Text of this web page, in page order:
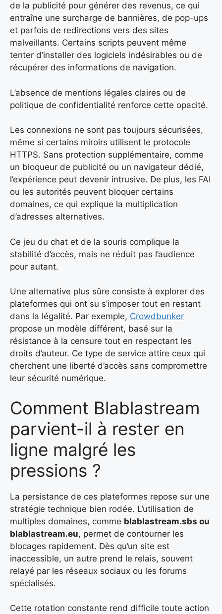
de la publicité pour générer des revenus, ce qui
entraîne une surcharge de bannières, de pop-ups
et parfois de redirections vers des sites
malveillants. Certains scripts peuvent même
tenter d’installer des logiciels indésirables ou de
récupérer des informations de navigation.
L’absence de mentions légales claires ou de
politique de confidentialité renforce cette opacité.
Les connexions ne sont pas toujours sécurisées,
même si certains miroirs utilisent le protocole
HTTPS. Sans protection supplémentaire, comme
un bloqueur de publicité ou un navigateur dédié,
l’expérience peut devenir intrusive. De plus, les FAI
ou les autorités peuvent bloquer certains
domaines, ce qui explique la multiplication
d’adresses alternatives.
Ce jeu du chat et de la souris complique la
stabilité d’accès, mais ne réduit pas l’audience
pour autant.
Une alternative plus sûre consiste à explorer des
plateformes qui ont su s’imposer tout en restant
dans la légalité. Par exemple, Crowdbunker
propose un modèle différent, basé sur la
résistance à la censure tout en respectant les
droits d’auteur. Ce type de service attire ceux qui
cherchent une liberté d’accès sans compromettre
leur sécurité numérique.
Comment Blablastream
parvient-il à rester en
ligne malgré les
pressions ?
La persistance de ces plateformes repose sur une
stratégie technique bien rodée. L’utilisation de
multiples domaines, comme blablastream.sbs ou
blablastream.eu, permet de contourner les
blocages rapidement. Dès qu’un site est
inaccessible, un autre prend le relais, souvent
relayé par les réseaux sociaux ou les forums
spécialisés.
Cette rotation constante rend difficile toute action